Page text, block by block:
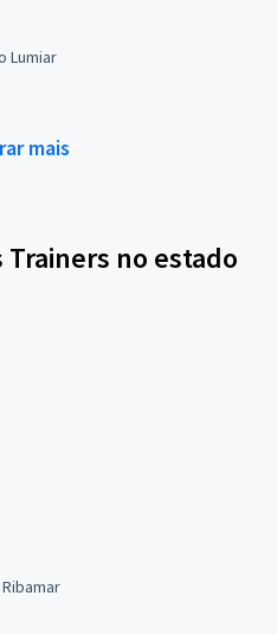
Lumiar
mais
no estado